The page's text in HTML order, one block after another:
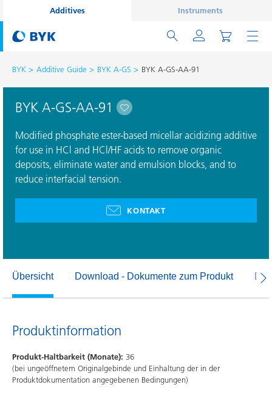
Additives Instruments
BYK Additive Guide BYK A-GS BYK A-GS-AA-91
BYK A-GS-AA-91
Modified phosphate ester-based micellar acidizing additive
for use in HCl and HCl/HF acids to remove organic
deposits, eliminate water and emulsion blocks, and to
reduce interfacial tension.
KONTAKT
Übersicht Download - Dokumente zum Produkt
Produktinformation
Produkt-Haltbarkeit (Monate): 36
(bei ungeöffnetem Originalgebinde und Einhaltung der in der
Produktdokumentation angegebenen Bedingungen)